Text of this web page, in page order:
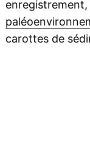
carottes de